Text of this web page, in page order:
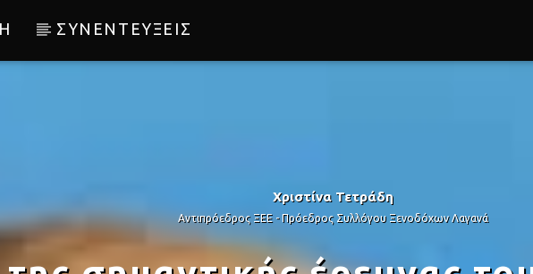
ΣΥΝΕΝΤΕΥΞΕΙΣ
Χριστίνα Τετράδη
Αντιπρόεδρος ΞΕΕ - Πρόεδρος Συλλόγου Ξενοδόχων Λαγανά